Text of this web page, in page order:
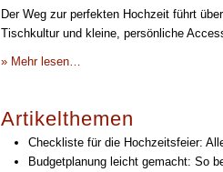
Der Weg zur perfekten Hochzeit führt
Tischkultur und kleine, persönliche
» Mehr lesen…
Artikelthemen
Checkliste für die Hochzeitsfeier:
Budgetplanung leicht gemacht: So